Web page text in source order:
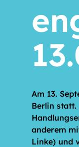
Am 13.
Berlin statt.
anderem
Linke) und